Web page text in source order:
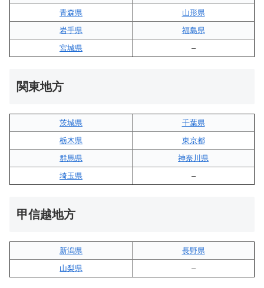
青森県
山形県
岩手県
福島県
宮城県
–
関東地方
茨城県
千葉県
栃木県
東京都
群馬県
神奈川県
埼玉県
–
甲信越地方
新潟県
長野県
山梨県
–